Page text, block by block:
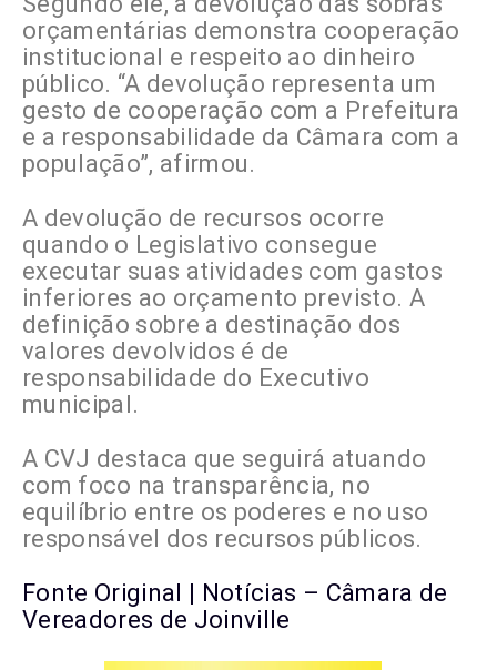
orçamentárias demonstra cooperação
institucional e respeito ao dinheiro
público. “A devolução representa um
gesto de cooperação com a Prefeitura
e a responsabilidade da Câmara com a
população”, afirmou.
A devolução de recursos ocorre
quando o Legislativo consegue
executar suas atividades com gastos
inferiores ao orçamento previsto. A
definição sobre a destinação dos
valores devolvidos é de
responsabilidade do Executivo
municipal.
A CVJ destaca que seguirá atuando
com foco na transparência, no
equilíbrio entre os poderes e no uso
responsável dos recursos públicos.
Fonte Original | Notícias – Câmara de
Vereadores de Joinville